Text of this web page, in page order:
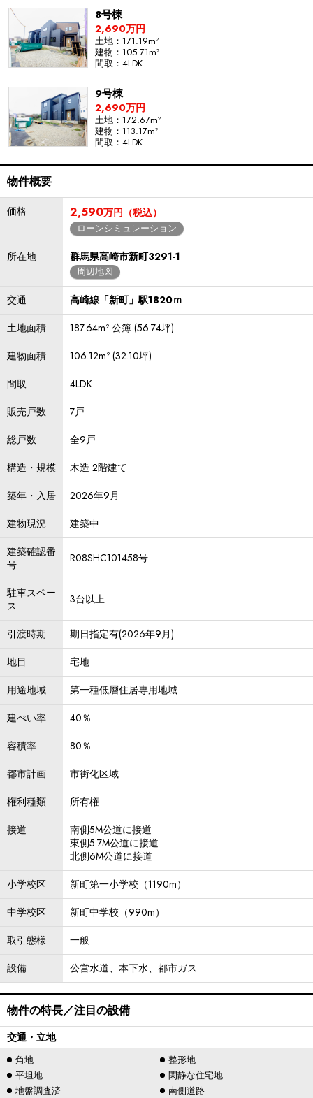
8号棟
2,690万円
土地：171.19m²
建物：105.71m²
間取：4LDK
9号棟
2,690万円
土地：172.67m²
建物：113.17m²
間取：4LDK
物件概要
価格 2,590万円（税込）
ローンシミュレーション
所在地 群馬県高崎市新町3291-1
周辺地図
交通
高崎線「新町」駅1820ｍ
土地面積
187.64m² 公簿 (56.74坪)
建物面積
106.12m² (32.10坪)
間取
4LDK
販売戸数
7戸
総戸数
全9戸
構造・規模
木造 2階建て
築年・入居
2026年9月
建物現況
建築中
建築確認番
号
R08SHC101458号
駐車スペー
ス
3台以上
引渡時期
期日指定有(2026年9月)
地目
宅地
用途地域
第一種低層住居専用地域
建ぺい率
40％
容積率
80％
都市計画
市街化区域
権利種類
所有権
接道
南側5M公道に接道
東側5.7M公道に接道
北側6M公道に接道
小学校区
新町第一小学校（1190m）
中学校区
新町中学校（990m）
取引態様
一般
設備
公営水道、本下水、都市ガス
物件の特長／注目の設備
交通・立地
角地
整形地
平坦地
閑静な住宅地
地盤調査済
南側道路